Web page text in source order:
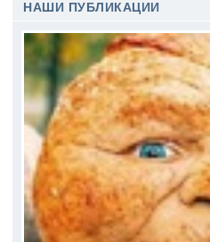
НАШИ ПУБЛИКАЦИИ